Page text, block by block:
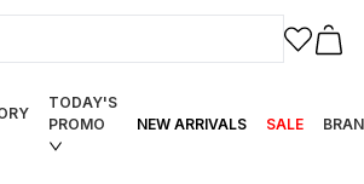
TODAY'S
PROMO
NEW ARRIVALS SALE